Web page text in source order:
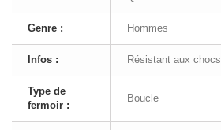
Genre : Hommes
Infos : Résistant aux chocs
Type de
fermoir :
Boucle